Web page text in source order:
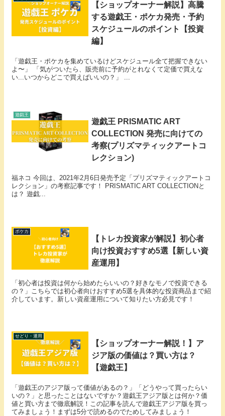
【ショップオーナー解説】高騰
する遊戯王・ポケカ発売・予約
スケジュールのポイント【投資
編】
「遊戯王・ポケカを集めているけどスケジュール全て把握できない
よ〜」 「気がついたら、販売前に予約がとれなくて定価で買えな
い...いつからどこで買えばいいの？」 ...
遊戯王
遊戯王 PRISMATIC ART
COLLECTION 発売に向けての
考察(プリズマティックアートコ
レクション)
福ネコ 今回は、2021年2月6日発売予定「プリズマティックアートコ
レクション」の考察記事です！ PRISMATIC ART COLLECTIONと
は？ 遊戯...
ポケカ
【トレカ投資家が解説】初心者
向け投資おすすめ5選【新しい資
産運用】
「初心者は投資は何から始めたらいいの？好きなモノで投資できる
の？」こちらでは初心者向けおすすめ5選を具体的な投資商品まで紹
介しています。新しい資産運用について知りたい方必見です！
せどり・運用
【ショップオーナー解説！】ア
ジア版の価値は？買い方は？
【遊戯王】
「遊戯王のアジア版って価値があるの？」「どうやって買ったらい
いの？」と思ったことはないですか？遊戯王アジア版とは何か？価
値と買い方まで徹底解説！この記事を読んで遊戯王アジア版を買っ
てみましょう！まずは5分で読めるのでためしてみましょう！